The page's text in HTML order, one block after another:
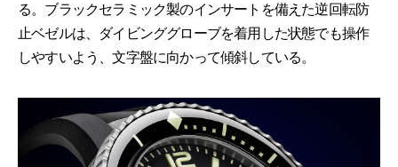
る。ブラックセラミック製のインサートを備えた逆回転防
止ベゼルは、ダイビンググローブを着用した状態でも操作
しやすいよう、文字盤に向かって傾斜している。